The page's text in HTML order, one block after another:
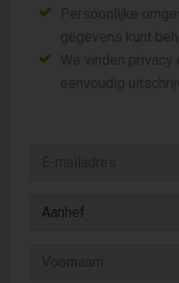
Persoonlijke
gegevens kunt
We vinden privacy
eenvoudig